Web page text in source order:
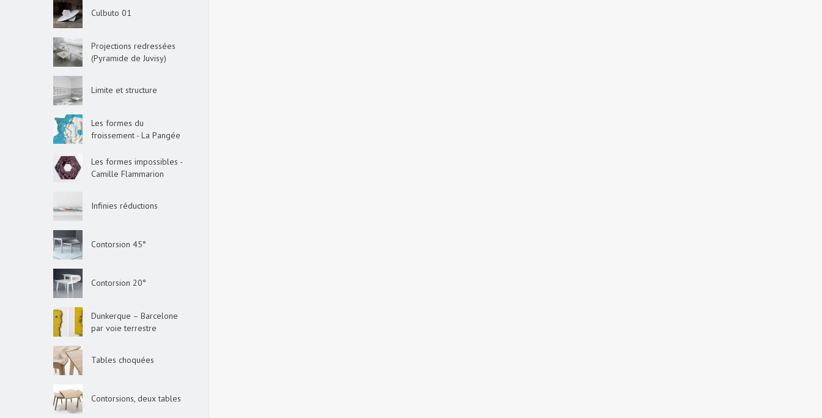
Culbuto 01
Projections redressées
(Pyramide de Juvisy)
Limite et structure
Les formes du
froissement - La Pangée
Les formes impossibles -
Camille Flammarion
Infinies réductions
Contorsion 45°
Contorsion 20°
Dunkerque – Barcelone
par voie terrestre
Tables choquées
Contorsions, deux tables